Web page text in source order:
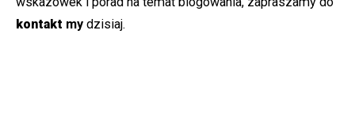
kontakt my dzisiaj.